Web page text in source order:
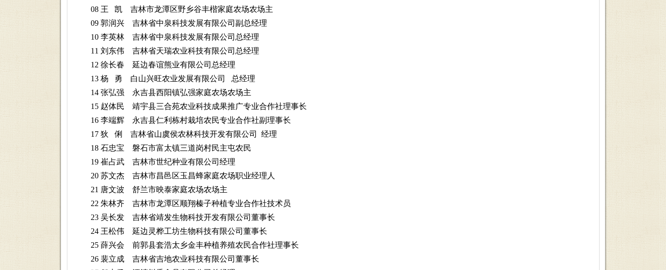
08 王 凯 吉林市龙潭区野乡谷丰楷家庭农场农场主
09 郭润兴 吉林省中泉科技发展有限公司副总经理
10 李英林 吉林省中泉科技发展有限公司总经理
11 刘东伟 吉林省天瑞农业科技有限公司总经理
12 徐长春 延边春谊熊业有限公司总经理
13 杨 勇 白山兴旺农业发展有限公司 总经理
14 张弘强 永吉县西阳镇弘强家庭农场农场主
15 赵体民 靖宇县三合苑农业科技成果推广专业合作社理事长
16 李端辉 永吉县仁利栋村栽培农民专业合作社副理事长
17 狄 俐 吉林省山虞侯农林科技开发有限公司 经理
18 石忠宝 磐石市富太镇三道岗村民主屯农民
19 崔占武 吉林市世纪种业有限公司经理
20 苏文杰 吉林市昌邑区玉昌蜂家庭农场职业经理人
21 唐文波 舒兰市映泰家庭农场农场主
22 朱林齐 吉林市龙潭区顺翔榛子种植专业合作社技术员
23 吴长发 吉林省靖发生物科技开发有限公司董事长
24 王松伟 延边灵桦工坊生物科技有限公司董事长
25 薛兴会 前郭县套浩太乡金丰种植养殖农民合作社理事长
26 裴立成 吉林省吉地农业科技有限公司董事长